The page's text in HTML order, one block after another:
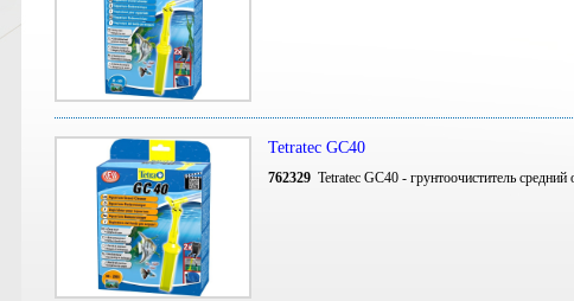
Tetratec GC40
762329 Tetratec GC40 - грунтоочиститель средний